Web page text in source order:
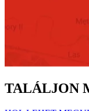
TALÁLJON